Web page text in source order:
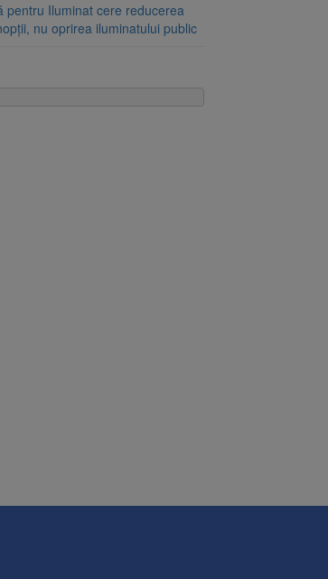
pentru Iluminat cere reducerea
nu oprirea iluminatului public